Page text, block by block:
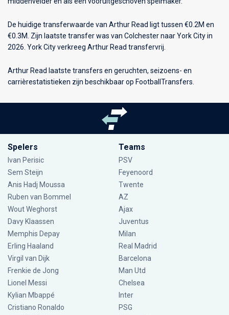
De huidige transferwaarde van Arthur Read ligt tussen €0.2M en
€0.3M. Zijn laatste transfer was van Colchester naar York City in
2026. York City verkreeg Arthur Read transfervrij.
Arthur Read laatste transfers en geruchten, seizoens- en
carrièrestatistieken zijn beschikbaar op FootballTransfers.
Spelers
Ivan Perisic
Sem Steijn
Anis Hadj Moussa
Ruben van Bommel
Wout Weghorst
Davy Klaassen
Memphis Depay
Erling Haaland
Virgil van Dijk
Frenkie de Jong
Lionel Messi
Kylian Mbappé
Cristiano Ronaldo
Teams
PSV
Feyenoord
Twente
AZ
Ajax
Juventus
Milan
Real Madrid
Barcelona
Man Utd
Chelsea
Inter
PSG